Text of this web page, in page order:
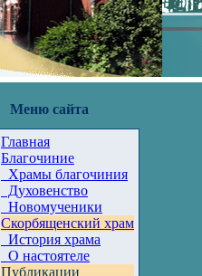
Меню сайта
Главная
Благочиние
Храмы благочиния
Духовенство
Новомученики
Скорбященский храм
История храма
О настоятеле
Публикации